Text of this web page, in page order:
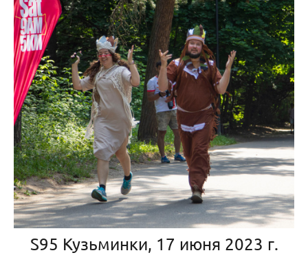
S95 Кузьминки, 17 июня 2023 г.